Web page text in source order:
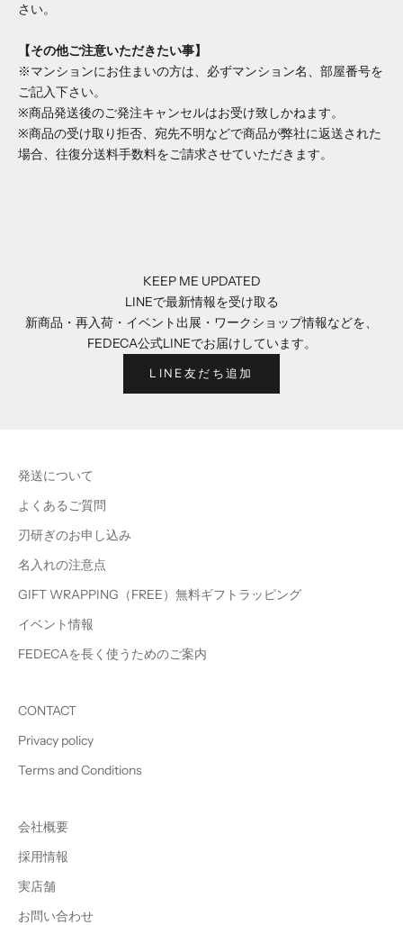
さい。
【その他ご注意いただきたい事】
※マンションにお住まいの方は、必ずマンション名、部屋番号を
ご記入下さい。
※商品発送後のご発注キャンセルはお受け致しかねます。
※商品の受け取り拒否、宛先不明などで商品が弊社に返送された
場合、往復分送料手数料をご請求させていただきます。
KEEP ME UPDATED
LINEで最新情報を受け取る
新商品・再入荷・イベント出展・ワークショップ情報などを、
FEDECA公式LINEでお届けしています。
LINE友だち追加
発送について
よくあるご質問
刃研ぎのお申し込み
名入れの注意点
GIFT WRAPPING（FREE）無料ギフトラッピング
イベント情報
FEDECAを長く使うためのご案内
CONTACT
Privacy policy
Terms and Conditions
会社概要
採用情報
実店舗
お問い合わせ